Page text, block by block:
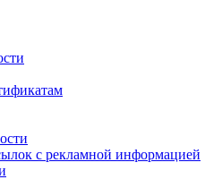
с рекламной информацией